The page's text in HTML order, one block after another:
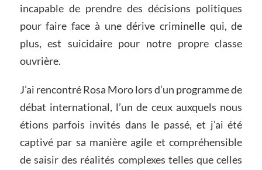
incapable de prendre des décisions politiques
pour faire face à une dérive criminelle qui, de
plus, est suicidaire pour notre propre classe
ouvrière.
J’ai rencontré Rosa Moro lors d’un programme de
débat international, l’un de ceux auxquels nous
étions parfois invités dans le passé, et j’ai été
captivé par sa manière agile et compréhensible
de saisir des réalités complexes telles que celles